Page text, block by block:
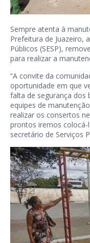
Sempre atenta à
Prefeitura de Juazeiro,
Públicos (SESP),
para realizar a
“A convite da
oportunidade em que
falta de segurança dos
equipes de
realizar os consertos
prontos iremos colocá-
secretário de Serviços